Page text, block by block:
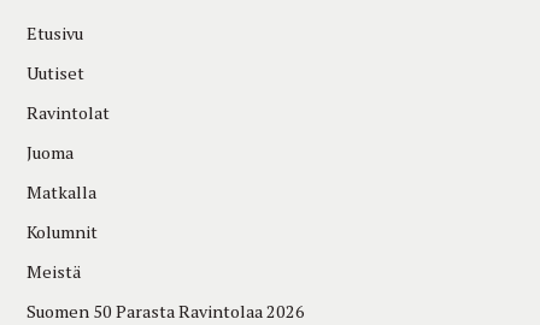
Etusivu
Uutiset
Ravintolat
Juoma
Matkalla
Kolumnit
Meistä
Suomen 50 Parasta Ravintolaa 2026